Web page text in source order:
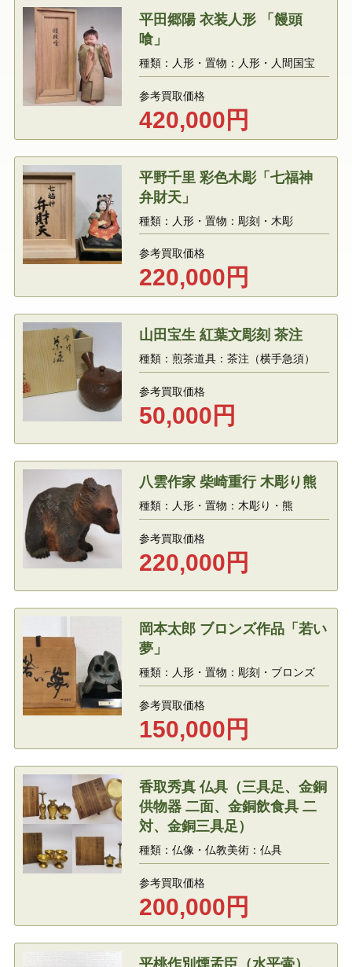
平田郷陽 衣装人形 「饅頭
喰」
種類：人形・置物：人形・人間国宝
参考買取価格
420,000 円
平野千里 彩色木彫「七福神
弁財天」
種類：人形・置物：彫刻・木彫
参考買取価格
220,000 円
山田宝生 紅葉文彫刻 茶注
種類：煎茶道具：茶注（横手急須）
参考買取価格
50,000 円
八雲作家 柴崎重行 木彫り熊
種類：人形・置物：木彫り・熊
参考買取価格
220,000 円
岡本太郎 ブロンズ作品「若い
夢」
種類：人形・置物：彫刻・ブロンズ
参考買取価格
150,000 円
香取秀真 仏具（三具足、金銅
供物器 二面、金銅飲食具 二
対、金銅三具足）
種類：仏像・仏教美術：仏具
参考買取価格
200,000 円